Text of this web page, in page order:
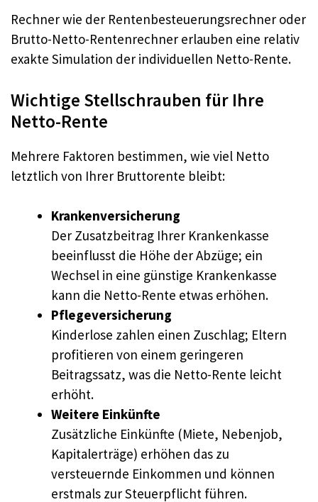
Rechner wie der Rentenbesteuerungsrechner oder
Brutto-Netto-Rentenrechner erlauben eine relativ
exakte Simulation der individuellen Netto-Rente.
Wichtige Stellschrauben für Ihre
Netto-Rente
Mehrere Faktoren bestimmen, wie viel Netto
letztlich von Ihrer Bruttorente bleibt:
Krankenversicherung
Der Zusatzbeitrag Ihrer Krankenkasse
beeinflusst die Höhe der Abzüge; ein
Wechsel in eine günstige Krankenkasse
kann die Netto-Rente etwas erhöhen.
Pflegeversicherung
Kinderlose zahlen einen Zuschlag; Eltern
profitieren von einem geringeren
Beitragssatz, was die Netto-Rente leicht
erhöht.
Weitere Einkünfte
Zusätzliche Einkünfte (Miete, Nebenjob,
Kapitalerträge) erhöhen das zu
versteuernde Einkommen und können
erstmals zur Steuerpflicht führen.